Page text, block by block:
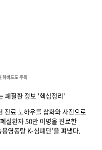
하버드도 주목
폐질환 정보 '핵심정리'
진료 노하우를 삽화와 사진으로
질환자 50만 여명을 진료한
영동탕 K-심폐단'을 펴냈다.